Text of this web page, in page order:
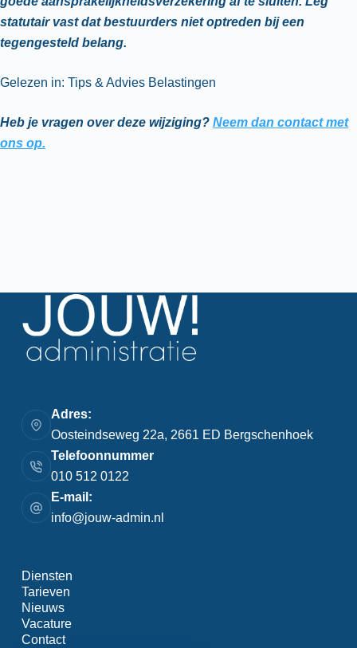
statutair vast dat bestuurders niet optreden bij een
tegengesteld belang.
Gelezen in: Tips & Advies Belastingen
Heb je vragen over deze wijziging? Neem dan contact met
ons op.
Adres:
Oosteindseweg 22a, 2661 ED Bergschenhoek
Telefoonnummer
010 512 0122
E-mail:
info@jouw-admin.nl
Diensten
Tarieven
Nieuws
Vacature
Contact